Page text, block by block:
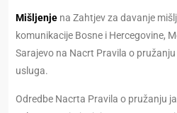
Mišljenje na Zahtjev za davanje
komunikacije Bosne i Hercegovine,
Sarajevo na Nacrt Pravila o
usluga.
Odredbe Nacrta Pravila o pružanju